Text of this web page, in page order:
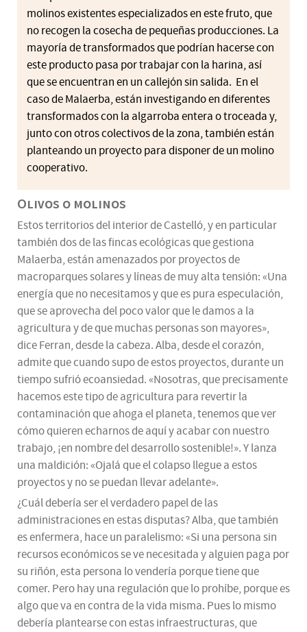
molinos existentes especializados en este fruto, que
no recogen la cosecha de pequeñas producciones. La
mayoría de transformados que podrían hacerse con
este producto pasa por trabajar con la harina, así
que se encuentran en un callejón sin salida. En el
caso de Malaerba, están investigando en diferentes
transformados con la algarroba entera o troceada y,
junto con otros colectivos de la zona, también están
planteando un proyecto para disponer de un molino
cooperativo.
Olivos o molinos
Estos territorios del interior de Castelló, y en particular
también dos de las fincas ecológicas que gestiona
Malaerba, están amenazados por proyectos de
macroparques solares y líneas de muy alta tensión: «Una
energía que no necesitamos y que es pura especulación,
que se aprovecha del poco valor que le damos a la
agricultura y de que muchas personas son mayores»,
dice Ferran, desde la cabeza. Alba, desde el corazón,
admite que cuando supo de estos proyectos, durante un
tiempo sufrió ecoansiedad. «Nosotras, que precisamente
hacemos este tipo de agricultura para revertir la
contaminación que ahoga el planeta, tenemos que ver
cómo quieren echarnos de aquí y acabar con nuestro
trabajo, ¡en nombre del desarrollo sostenible!». Y lanza
una maldición: «Ojalá que el colapso llegue a estos
proyectos y no se puedan llevar adelante».
¿Cuál debería ser el verdadero papel de las
administraciones en estas disputas? Alba, que también
es enfermera, hace un paralelismo: «Si una persona sin
recursos económicos se ve necesitada y alguien paga por
su riñón, esta persona lo vendería porque tiene que
comer. Pero hay una regulación que lo prohíbe, porque es
algo que va en contra de la vida misma. Pues lo mismo
debería plantearse con estas infraestructuras, que